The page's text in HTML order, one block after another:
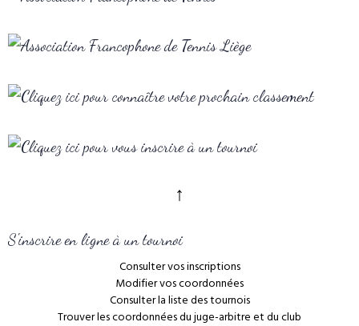
↑
S'inscrire en ligne à un tournoi
Consulter vos inscriptions
Modifier vos coordonnées
Consulter la liste des tournois
Trouver les coordonnées du juge-arbitre et du club